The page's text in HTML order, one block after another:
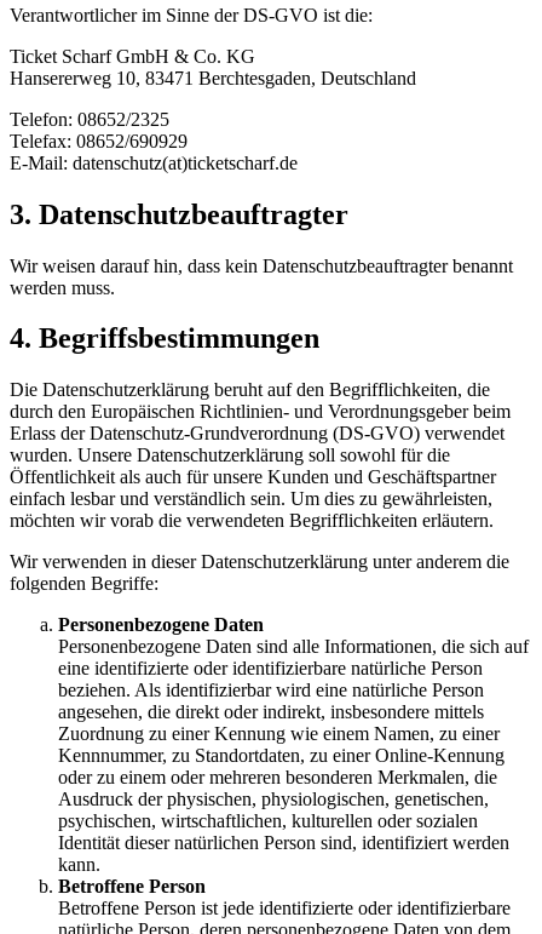
Verantwortlicher im Sinne der DS-GVO ist die:
Ticket Scharf GmbH & Co. KG
Hansererweg 10, 83471 Berchtesgaden, Deutschland
Telefon: 08652/2325
Telefax: 08652/690929
E-Mail: datenschutz(at)ticketscharf.de
3. Datenschutzbeauftragter
Wir weisen darauf hin, dass kein Datenschutzbeauftragter benannt
werden muss.
4. Begriffsbestimmungen
Die Datenschutzerklärung beruht auf den Begrifflichkeiten, die
durch den Europäischen Richtlinien- und Verordnungsgeber beim
Erlass der Datenschutz-Grundverordnung (DS-GVO) verwendet
wurden. Unsere Datenschutzerklärung soll sowohl für die
Öffentlichkeit als auch für unsere Kunden und Geschäftspartner
einfach lesbar und verständlich sein. Um dies zu gewährleisten,
möchten wir vorab die verwendeten Begrifflichkeiten erläutern.
Wir verwenden in dieser Datenschutzerklärung unter anderem die
folgenden Begriffe:
Personenbezogene Daten
Personenbezogene Daten sind alle Informationen, die sich auf
eine identifizierte oder identifizierbare natürliche Person
beziehen. Als identifizierbar wird eine natürliche Person
angesehen, die direkt oder indirekt, insbesondere mittels
Zuordnung zu einer Kennung wie einem Namen, zu einer
Kennnummer, zu Standortdaten, zu einer Online-Kennung
oder zu einem oder mehreren besonderen Merkmalen, die
Ausdruck der physischen, physiologischen, genetischen,
psychischen, wirtschaftlichen, kulturellen oder sozialen
Identität dieser natürlichen Person sind, identifiziert werden
kann.
Betroffene Person
Betroffene Person ist jede identifizierte oder identifizierbare